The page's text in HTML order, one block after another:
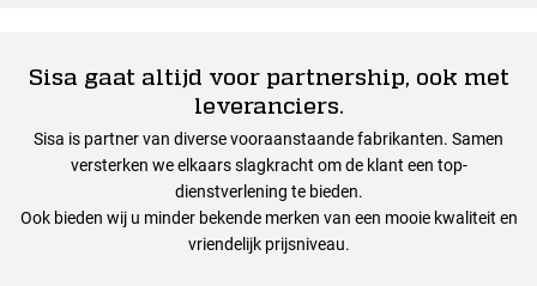
Sisa gaat altijd voor partnership, ook met
leveranciers.
Sisa is partner van diverse vooraanstaande fabrikanten. Samen
versterken we elkaars slagkracht om de klant een top-
dienstverlening te bieden.
Ook bieden wij u minder bekende merken van een mooie kwaliteit en
vriendelijk prijsniveau.